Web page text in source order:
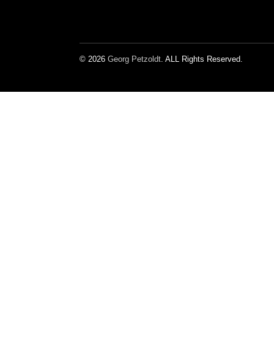
© 2026 Georg Petzoldt . ALL Rights Reserved.